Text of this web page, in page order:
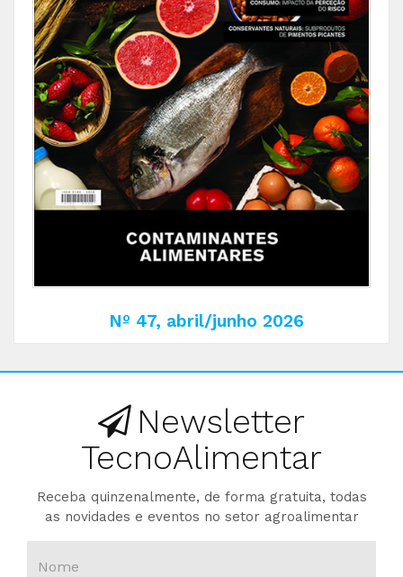
Nº 47, abril/junho 2026
Newsletter
TecnoAlimentar
Receba quinzenalmente, de forma gratuita, todas
as novidades e eventos no setor agroalimentar